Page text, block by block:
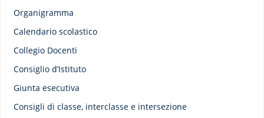
Organigramma
Calendario scolastico
Collegio Docenti
Consiglio d’Istituto
Giunta esecutiva
Consigli di classe, interclasse e intersezione